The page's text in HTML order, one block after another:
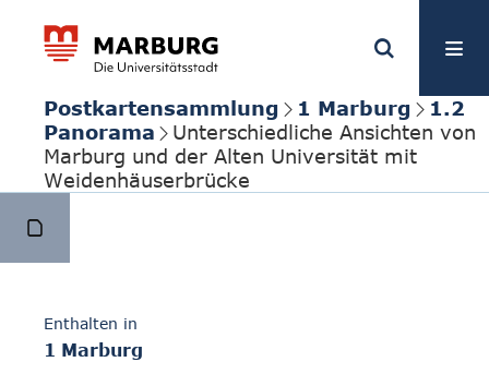
Postkartensammlung 1 Marburg
1.2
Panorama
Unterschiedliche Ansichten von
Marburg und der Alten Universität mit
Weidenhäuserbrücke
Enthalten in
1 Marburg